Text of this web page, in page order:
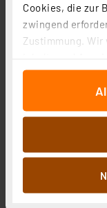
Cookies, die zur
zwingend
Zustimmung. Wir
für soziale
auf unsere
wir Informationen
an unsere
Analysen weiter.
Informationen
zusammen, die
sie im Rahmen
ENOVALITE